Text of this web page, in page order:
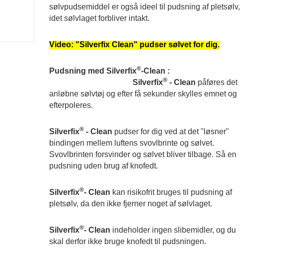
sølvpudsemiddel er også ideel til pudsning af pletsølv,
idet sølvlaget forbliver intakt.
Video: "Silverfix Clean" pudser sølvet for dig.
Pudsning med Silverfix®-Clean :
Silverfix® - Clean påføres det
anløbne sølvtøj og efter få sekunder skylles emnet og
efterpoleres.
Silverfix® - Clean pudser for dig ved at det "løsner"
bindingen mellem luftens svovlbrinte og sølvet.
Svovlbrinten forsvinder og sølvet bliver tilbage. Så en
pudsning uden brug af knofedt.
Silverfix®- Clean kan risikofrit bruges til pudsning af
pletsølv, da den ikke fjerner noget af sølvlaget.
Silverfix®- Clean indeholder ingen slibemidler, og du
skal derfor ikke bruge knofedt til pudsningen.